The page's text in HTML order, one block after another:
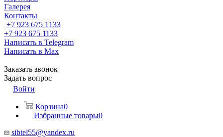
Галерея
Контакты
+7 923 675 1133
+7 923 675 1133
Написать в Telegram
Написать в Max
Заказать звонок
Задать вопрос
Войти
Корзина0
Избранные товары0
sibtel55@yandex.ru